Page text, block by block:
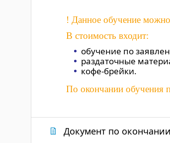
! Данное обучение
В стоимость входит:
обучение по
раздаточные
кофе-брейки.
По окончании обучения
Документ по